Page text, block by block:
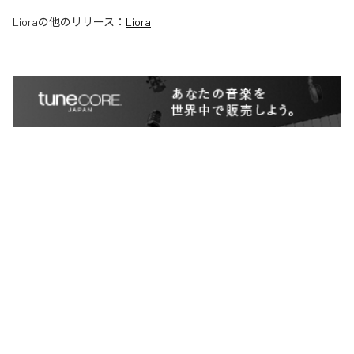
Lioraの他のリリース： Liora